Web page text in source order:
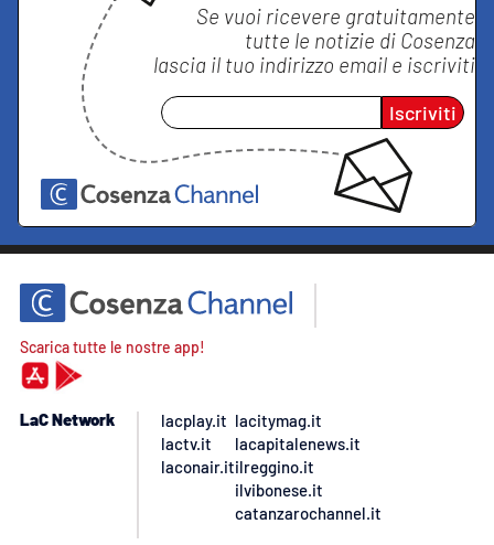
Se vuoi ricevere gratuitamente
tutte le notizie di Cosenza
lascia il tuo indirizzo email e iscriviti
Iscriviti
Scarica tutte le nostre app!
LaC Network
lacplay.it
lactv.it
laconair.it
lacitymag.it
lacapitalenews.it
ilreggino.it
ilvibonese.it
catanzarochannel.it